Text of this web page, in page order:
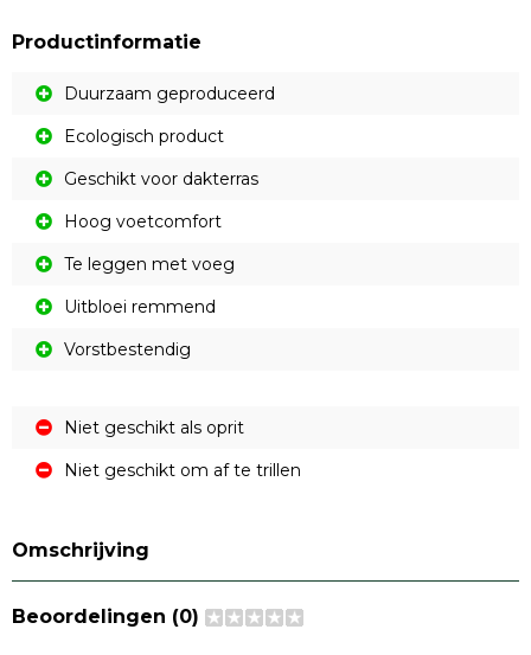
Productinformatie
Duurzaam geproduceerd
Ecologisch product
Geschikt voor dakterras
Hoog voetcomfort
Te leggen met voeg
Uitbloei remmend
Vorstbestendig
Niet geschikt als oprit
Niet geschikt om af te trillen
Omschrijving
Beoordelingen (0)